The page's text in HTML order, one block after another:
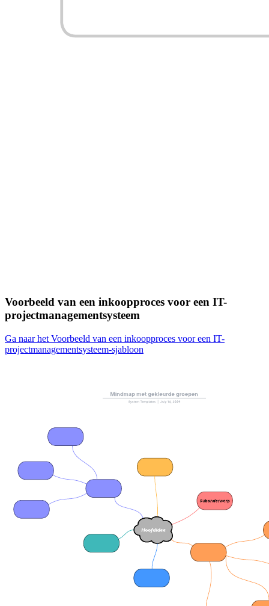
Voorbeeld van een inkoopproces voor een IT-
projectmanagementsysteem
Ga naar het Voorbeeld van een inkoopproces voor een IT-
projectmanagementsysteem-sjabloon